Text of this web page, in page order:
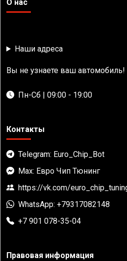
О нас
Наши адреса
Вы не узнаете ваш автомобиль!
Пн-Сб | 09:00 - 19:00
Контакты
Telegram: Euro_Chip_Bot
Max: Евро Чип Тюнинг
https://vk.com/
WhatsApp: +79317082148
+7 901 078-35-04
Правовая информация